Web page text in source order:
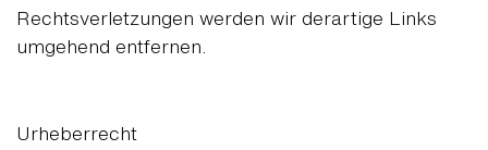
Rechtsverletzungen werden wir derartige Links
umgehend entfernen.
Urheberrecht